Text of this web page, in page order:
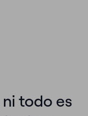
todo es